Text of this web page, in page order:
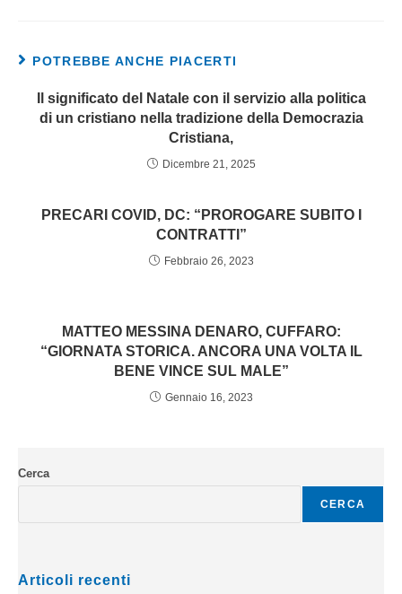
POTREBBE ANCHE PIACERTI
Il significato del Natale con il servizio alla politica
di un cristiano nella tradizione della Democrazia
Cristiana,
Dicembre 21, 2025
PRECARI COVID, DC: “PROROGARE SUBITO I
CONTRATTI”
Febbraio 26, 2023
MATTEO MESSINA DENARO, CUFFARO:
“GIORNATA STORICA. ANCORA UNA VOLTA IL
BENE VINCE SUL MALE”
Gennaio 16, 2023
Cerca
CERCA
Articoli recenti